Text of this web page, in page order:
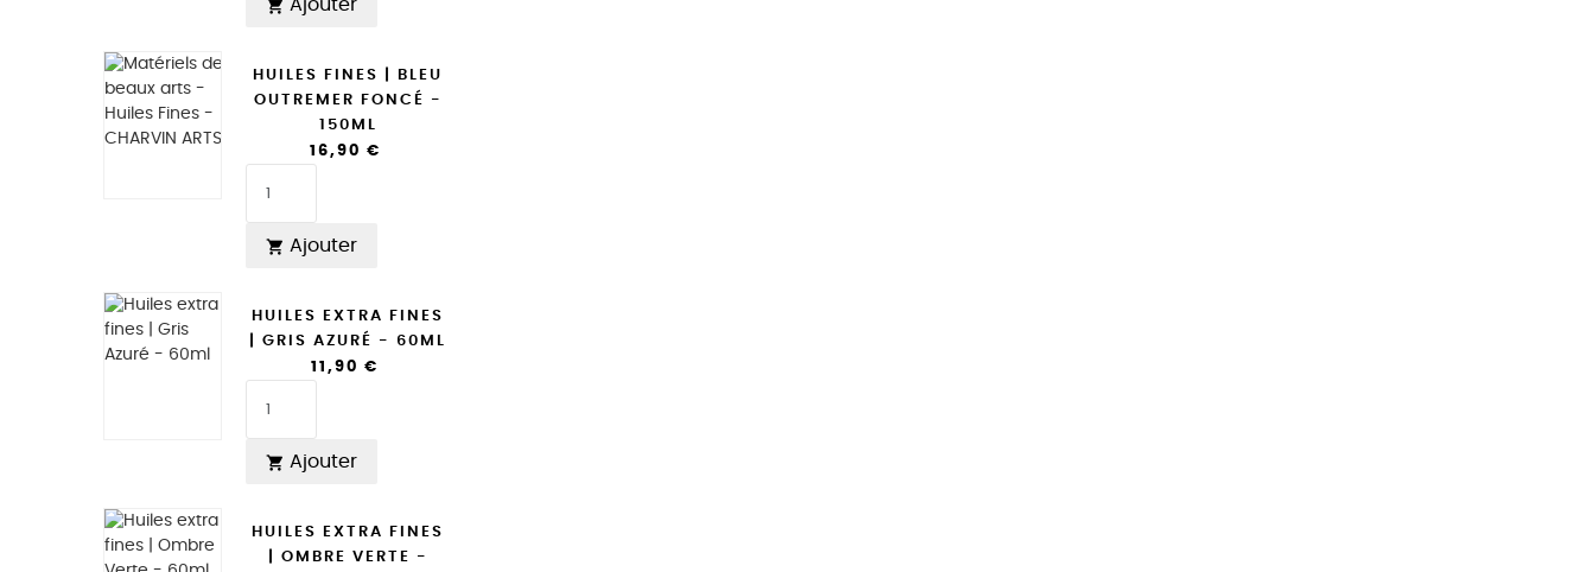
 Ajouter
HUILES FINES | BLEU
OUTREMER FONCÉ -
150ML
16,90 €
 Ajouter
HUILES EXTRA FINES
| GRIS AZURÉ - 60ML
11,90 €
 Ajouter
HUILES EXTRA FINES
| OMBRE VERTE -